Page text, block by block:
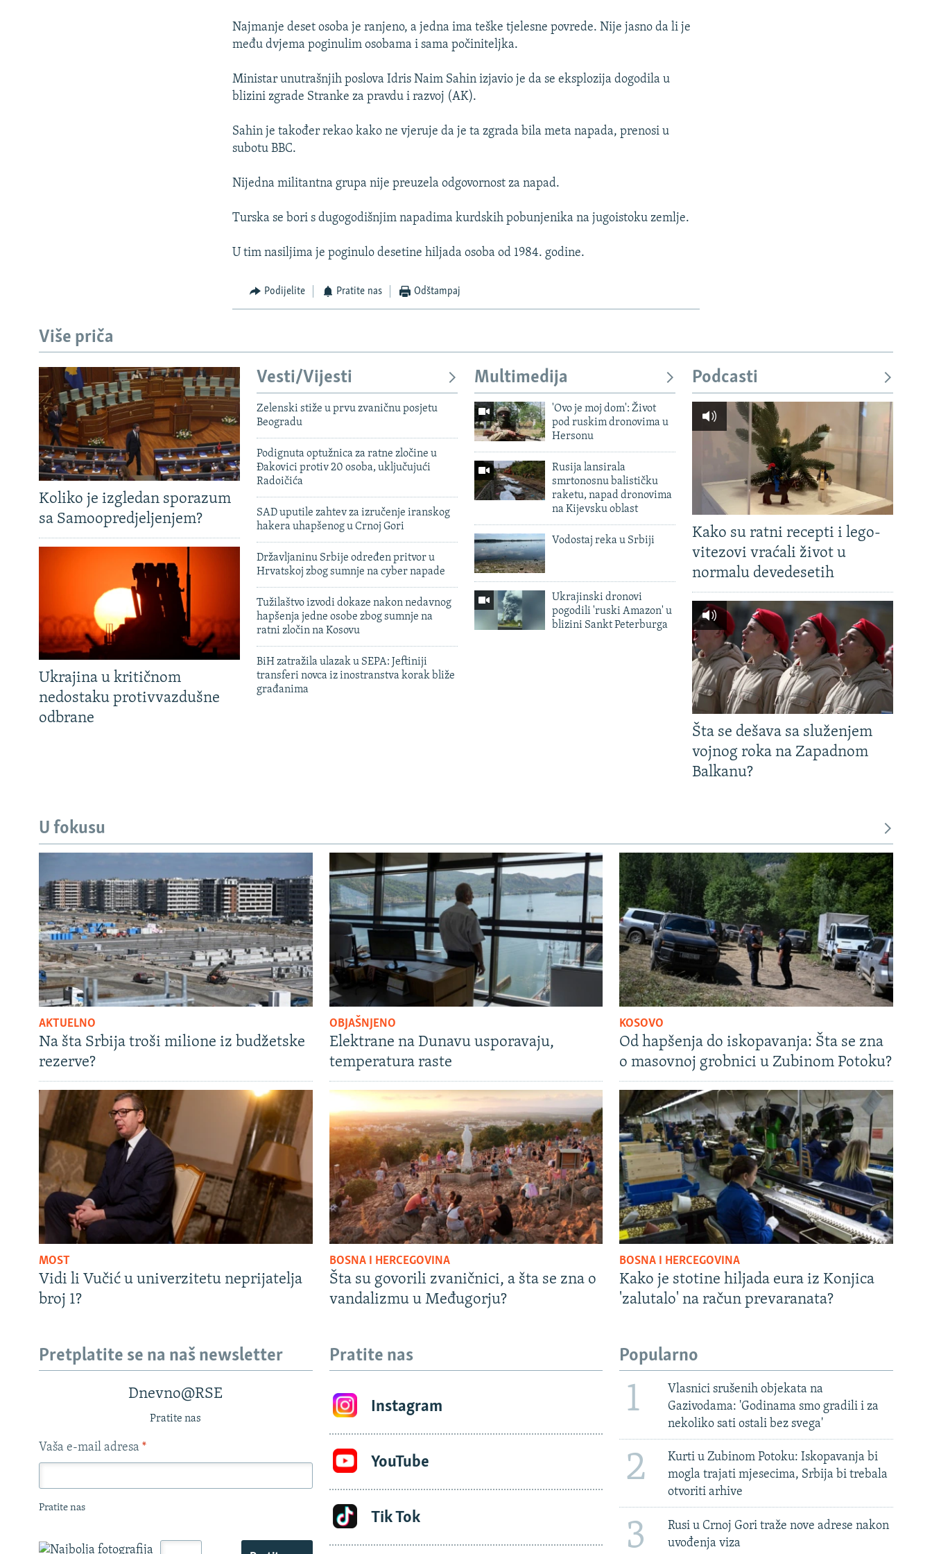
Najmanje deset osoba je ranjeno, a jedna ima teške tjelesne povrede. Nije jasno da li je
među dvjema poginulim osobama i sama počiniteljka.
Ministar unutrašnjih poslova Idris Naim Sahin izjavio je da se eksplozija dogodila u
blizini zgrade Stranke za pravdu i razvoj (AK).
Sahin je također rekao kako ne vjeruje da je ta zgrada bila meta napada, prenosi u
subotu BBC.
Nijedna militantna grupa nije preuzela odgovornost za napad.
Turska se bori s dugogodišnjim napadima kurdskih pobunjenika na jugoistoku zemlje.
U tim nasiljima je poginulo desetine hiljada osoba od 1984. godine.
Podijelite Pratite nas Odštampaj
Više priča
Koliko je izgledan sporazum
sa Samoopredjeljenjem?
Ukrajina u kritičnom
nedostaku protivvazdušne
odbrane
Vesti/Vijesti
Zelenski stiže u prvu zvaničnu posjetu
Beogradu
Podignuta optužnica za ratne zločine u
Đakovici protiv 20 osoba, uključujući
Radoičića
SAD uputile zahtev za izručenje iranskog
hakera uhapšenog u Crnoj Gori
Državljaninu Srbije određen pritvor u
Hrvatskoj zbog sumnje na cyber napade
Tužilaštvo izvodi dokaze nakon nedavnog
hapšenja jedne osobe zbog sumnje na
ratni zločin na Kosovu
BiH zatražila ulazak u SEPA: Jeftiniji
transferi novca iz inostranstva korak bliže
građanima
Multimedija
'Ovo je moj dom': Život
pod ruskim dronovima u
Hersonu
Rusija lansirala
smrtonosnu balističku
raketu, napad dronovima
na Kijevsku oblast
Vodostaj reka u Srbiji
Ukrajinski dronovi
pogodili 'ruski Amazon' u
blizini Sankt Peterburga
Podcasti
Kako su ratni recepti i lego-
vitezovi vraćali život u
normalu devedesetih
Šta se dešava sa služenjem
vojnog roka na Zapadnom
Balkanu?
U fokusu
AKTUELNO
Na šta Srbija troši milione iz budžetske
rezerve?
OBJAŠNJENO
Elektrane na Dunavu usporavaju,
temperatura raste
KOSOVO
Od hapšenja do iskopavanja: Šta se zna
o masovnoj grobnici u Zubinom Potoku?
MOST
Vidi li Vučić u univerzitetu neprijatelja
broj 1?
BOSNA I HERCEGOVINA
Šta su govorili zvaničnici, a šta se zna o
vandalizmu u Međugorju?
BOSNA I HERCEGOVINA
Kako je stotine hiljada eura iz Konjica
'zalutalo' na račun prevaranata?
Pretplatite se na naš newsletter
Dnevno@RSE
Pratite nas
Vaša e-mail adresa *
Pratite nas
Pratite nas
Instagram
YouTube
Tik Tok
Popularno
1
Vlasnici srušenih objekata na
Gazivodama: 'Godinama smo gradili i za
nekoliko sati ostali bez svega'
2
Kurti u Zubinom Potoku: Iskopavanja bi
mogla trajati mjesecima, Srbija bi trebala
otvoriti arhive
3
Rusi u Crnoj Gori traže nove adrese nakon
uvođenja viza